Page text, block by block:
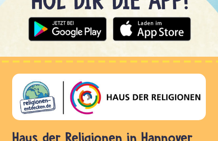
Haus der Religionen in Hannover